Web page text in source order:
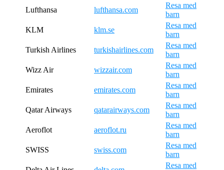
Lufthansa
lufthansa.com
Resa med
barn
KLM
klm.se
Resa med
barn
Turkish Airlines
turkishairlines.com
Resa med
barn
Wizz Air
wizzair.com
Resa med
barn
Emirates
emirates.com
Resa med
barn
Qatar Airways
qatarairways.com
Resa med
barn
Aeroflot
aeroflot.ru
Resa med
barn
SWISS
swiss.com
Resa med
barn
Resa med